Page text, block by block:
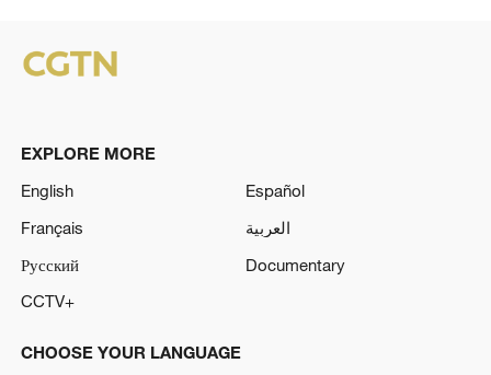
EXPLORE MORE
English
Español
Français
العربية
Русский
Documentary
CCTV+
CHOOSE YOUR LANGUAGE